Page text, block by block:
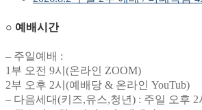
○ 예배시간
– 주일예배 :
1부 오전 9시(온라인 ZOOM)
2부 오후 2시(예배당 & 온라인 YouTub)
– 다음세대(키즈,유스,청년) : 주일 오후 2